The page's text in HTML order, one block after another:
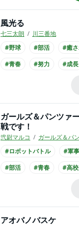
風光る
七三太朗
川三番地
#野球
#部活 #癒
#青春
#努力 #成長
ガールズ＆パンツァ
戦です！
弐尉マルコ
ガールズ＆パ
#ロボットバトル
#軍
#部活
#青春 #高
アオバノバスケ